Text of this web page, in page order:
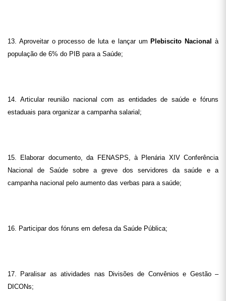
13. Aproveitar o processo de luta e lançar umPlebiscito Nacionalà
população de 6% do PIB para a Saúde;
14. Articular reunião nacional com as entidades de saúde e fóruns
estaduais para organizar a campanha salarial;
15. Elaborar documento, da FENASPS, à Plenária XIV Conferência
Nacional de Saúde sobre a greve dos servidores da saúde e a
campanha nacional pelo aumento das verbas para a saúde;
16. Participar dos fóruns em defesa da Saúde Pública;
17. Paralisar as atividades nas Divisões de Convênios e Gestão –
DICONs;